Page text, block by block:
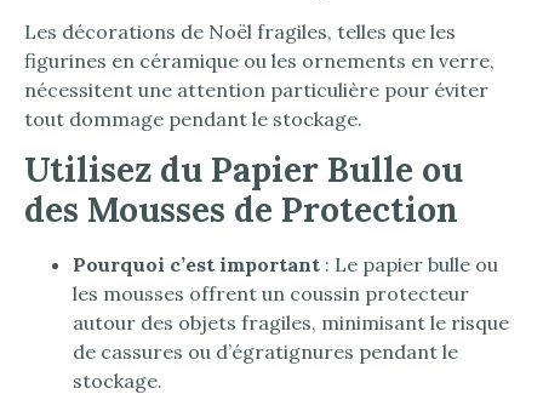
Les décorations de Noël fragiles, telles que les
figurines en céramique ou les ornements en verre,
nécessitent une attention particulière pour éviter
tout dommage pendant le stockage.
Utilisez du Papier Bulle ou
des Mousses de Protection
Pourquoi c’est important : Le papier bulle ou
les mousses offrent un coussin protecteur
autour des objets fragiles, minimisant le risque
de cassures ou d’égratignures pendant le
stockage.